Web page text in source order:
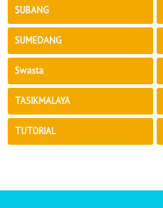
SUBANG
SUMEDANG
Swasta
TASIKMALAYA
TUTORIAL